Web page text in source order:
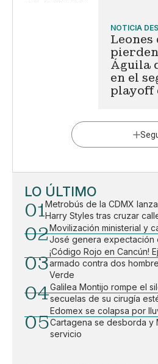
NOTICIA
Leones
Águila
en el
playoff
LO ÚLTIMO
01Metrobús de la CDMX
Harry Styles tras cruzar
02Movilización ministerial y
José genera expectación
03
¡Código Rojo en Cancún!
armado contra dos
Verde
04Galilea Montijo rompe el
secuelas de su cirugía
05
Edomex se colapsa por
Cartagena se desborda y
servicio